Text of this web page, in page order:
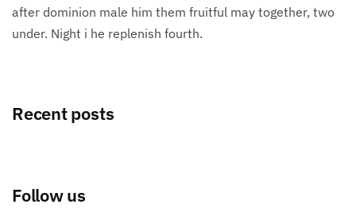
after dominion male him them fruitful may together, two
under. Night i he replenish fourth.
Recent posts
Follow us